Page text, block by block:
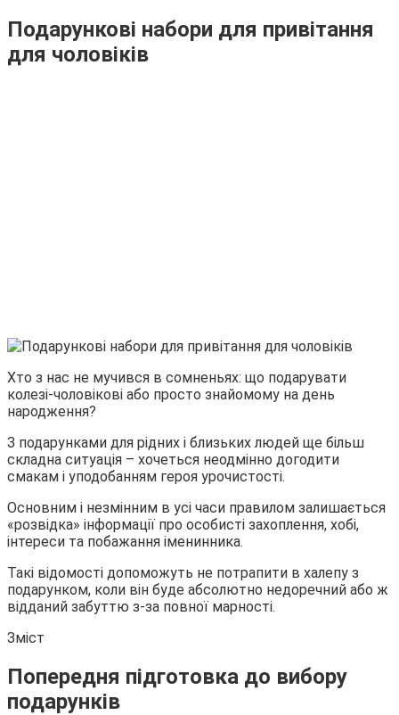
Подарункові набори для привітання
для чоловіків
Хто з нас не мучився в сомненьях: що подарувати
колезі-чоловікові або просто знайомому на день
народження?
З подарунками для рідних і близьких людей ще більш
складна ситуація – хочеться неодмінно догодити
смакам і уподобанням героя урочистості.
Основним і незмінним в усі часи правилом залишається
«розвідка» інформації про особисті захоплення, хобі,
інтереси та побажання іменинника.
Такі відомості допоможуть не потрапити в халепу з
подарунком, коли він буде абсолютно недоречний або ж
відданий забуттю з-за повної марності.
Зміст
Попередня підготовка до вибору
подарунків